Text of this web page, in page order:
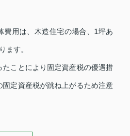
費用は、木造住宅の場合、1坪あ
ます。
たことにより固定資産税の優遇措
固定資産税が跳ね上がるため注意